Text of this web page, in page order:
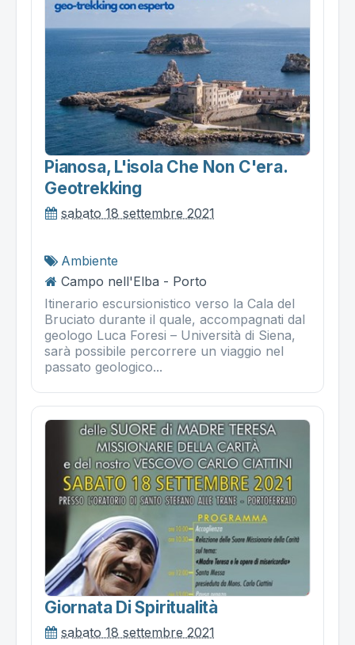
Pianosa, L'isola Che Non C'era.
Geotrekking
sabato 18 settembre 2021
Ambiente
Campo nell'Elba - Porto
Itinerario escursionistico verso la Cala del
Bruciato durante il quale, accompagnati dal
geologo Luca Foresi – Università di Siena,
sarà possibile percorrere un viaggio nel
passato geologico...
Giornata Di Spiritualità
sabato 18 settembre 2021